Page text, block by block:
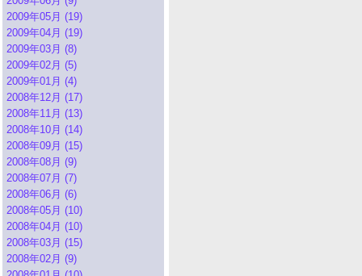
2009年05月 (19)
2009年04月 (19)
2009年03月 (8)
2009年02月 (5)
2009年01月 (4)
2008年12月 (17)
2008年11月 (13)
2008年10月 (14)
2008年09月 (15)
2008年08月 (9)
2008年07月 (7)
2008年06月 (6)
2008年05月 (10)
2008年04月 (10)
2008年03月 (15)
2008年02月 (9)